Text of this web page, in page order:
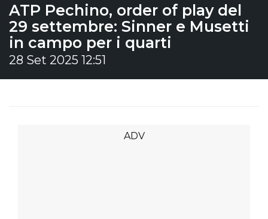
ATP Pechino, order of play del
29 settembre: Sinner e Musetti
in campo per i quarti
28 Set 2025 12:51